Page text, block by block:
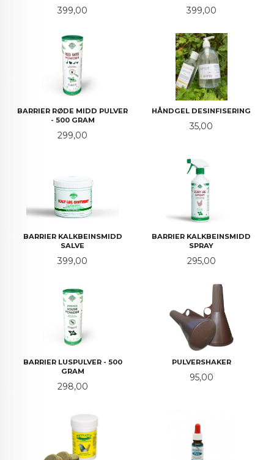
Pris
399,00 Pris
399,00
BARRIER RØDE MIDD PULVER
- 500 GRAM
Pris
299,00
HÅNDGEL DESINFISERING
Pris
35,00
BARRIER KALKBEINSMIDD
SALVE
Pris
399,00
BARRIER KALKBEINSMIDD
SPRAY
Pris
295,00
BARRIER LUSPULVER - 500
GRAM
Pris
298,00
PULVERSHAKER
Pris
95,00